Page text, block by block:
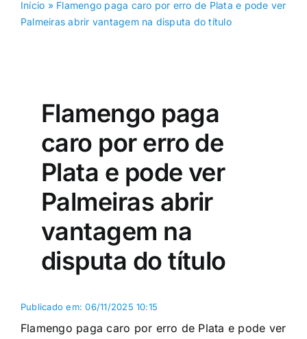
Início » Flamengo paga caro por erro de Plata e pode ver
Palmeiras abrir vantagem na disputa do título
Flamengo paga
caro por erro de
Plata e pode ver
Palmeiras abrir
vantagem na
disputa do título
Publicado em: 06/11/2025 10:15
Flamengo paga caro por erro de Plata e pode ver